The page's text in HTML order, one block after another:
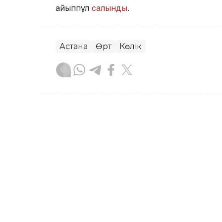
айыппұл салынды.
Астана Өрт Көлік